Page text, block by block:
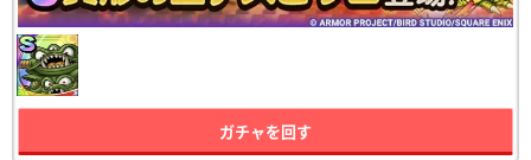
ガチャを回す